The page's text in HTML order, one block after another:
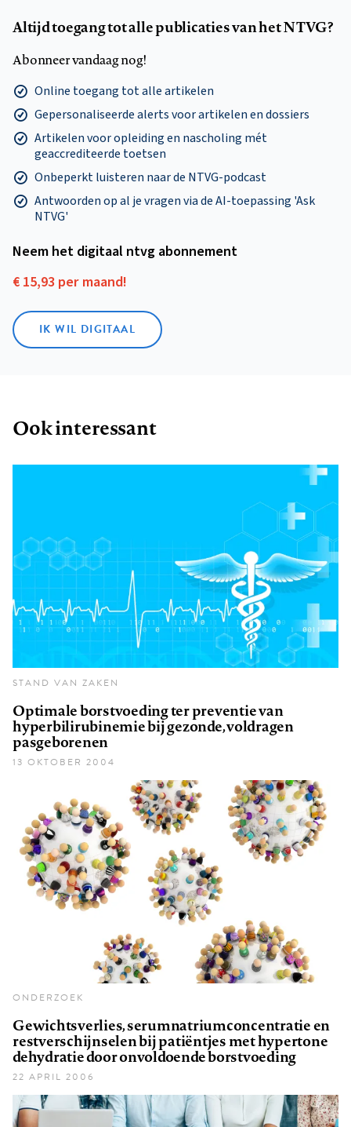
Altijd toegang tot alle publicaties van het NTVG?
Abonneer vandaag nog!
Online toegang tot alle artikelen
Gepersonaliseerde alerts voor artikelen en dossiers
Artikelen voor opleiding en nascholing mét
geaccrediteerde toetsen
Onbeperkt luisteren naar de NTVG-podcast
Antwoorden op al je vragen via de AI-toepassing 'Ask
NTVG'
Neem het digitaal ntvg abonnement
€ 15,93 per maand!
IK WIL DIGITAAL
Ook interessant
STAND VAN ZAKEN
Optimale borstvoeding ter preventie van
hyperbilirubinemie bij gezonde, voldragen
pasgeborenen
13 OKTOBER 2004
ONDERZOEK
Gewichtsverlies, serumnatriumconcentratie en
restverschijnselen bij patiëntjes met hypertone
dehydratie door onvoldoende borstvoeding
22 APRIL 2006